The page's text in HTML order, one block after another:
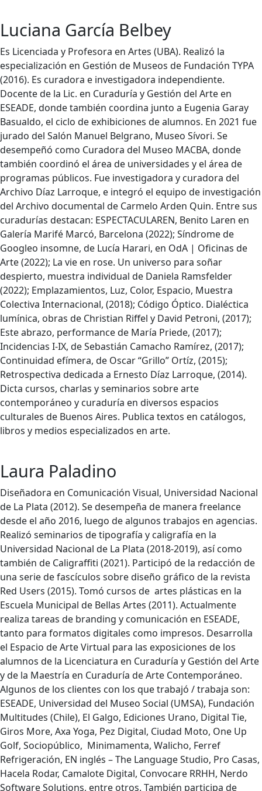
Luciana García Belbey
Es Licenciada y Profesora en Artes (UBA). Realizó la
especialización en Gestión de Museos de Fundación TYPA
(2016). Es curadora e investigadora independiente.
Docente de la Lic. en Curaduría y Gestión del Arte en
ESEADE, donde también coordina junto a Eugenia Garay
Basualdo, el ciclo de exhibiciones de alumnos. En 2021 fue
jurado del Salón Manuel Belgrano, Museo Sívori. Se
desempeñó como Curadora del Museo MACBA, donde
también coordinó el área de universidades y el área de
programas públicos. Fue investigadora y curadora del
Archivo Díaz Larroque, e integró el equipo de investigación
del Archivo documental de Carmelo Arden Quin. Entre sus
curadurías destacan: ESPECTACULAREN, Benito Laren en
Galería Marifé Marcó, Barcelona (2022); Síndrome de
Googleo insomne, de Lucía Harari, en OdA | Oficinas de
Arte (2022); La vie en rose. Un universo para soñar
despierto, muestra individual de Daniela Ramsfelder
(2022); Emplazamientos, Luz, Color, Espacio, Muestra
Colectiva Internacional, (2018); Código Óptico. Dialéctica
lumínica, obras de Christian Riffel y David Petroni, (2017);
Este abrazo, performance de María Priede, (2017);
Incidencias I-IX, de Sebastián Camacho Ramírez, (2017);
Continuidad efímera, de Oscar “Grillo” Ortíz, (2015);
Retrospectiva dedicada a Ernesto Díaz Larroque, (2014).
Dicta cursos, charlas y seminarios sobre arte
contemporáneo y curaduría en diversos espacios
culturales de Buenos Aires. Publica textos en catálogos,
libros y medios especializados en arte.
Laura Paladino
Diseñadora en Comunicación Visual, Universidad Nacional
de La Plata (2012). Se desempeña de manera freelance
desde el año 2016, luego de algunos trabajos en agencias.
Realizó seminarios de tipografía y caligrafía en la
Universidad Nacional de La Plata (2018-2019), así como
también de Caligraffiti (2021). Participó de la redacción de
una serie de fascículos sobre diseño gráfico de la revista
Red Users (2015). Tomó cursos de artes plásticas en la
Escuela Municipal de Bellas Artes (2011). Actualmente
realiza tareas de branding y comunicación en ESEADE,
tanto para formatos digitales como impresos. Desarrolla
el Espacio de Arte Virtual para las exposiciones de los
alumnos de la Licenciatura en Curaduría y Gestión del Arte
y de la Maestría en Curaduría de Arte Contemporáneo.
Algunos de los clientes con los que trabajó / trabaja son:
ESEADE, Universidad del Museo Social (UMSA), Fundación
Multitudes (Chile), El Galgo, Ediciones Urano, Digital Tie,
Giros More, Axa Yoga, Pez Digital, Ciudad Moto, One Up
Golf, Sociopúblico, Minimamenta, Walicho, Ferref
Refrigeración, EN inglés – The Language Studio, Pro Casas,
Hacela Rodar, Camalote Digital, Convocare RRHH, Nerdo
Software Solutions, entre otros. También participa de